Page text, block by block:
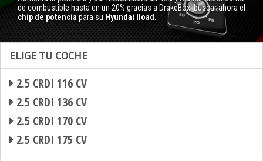
de combustible hasta en un 20% gracias a DrakeBox; buscar ahora el
chip de potencia para su Hyundai Iload
ELIGE TU COCHE
2.5 CRDI 116 CV
2.5 CRDI 136 CV
2.5 CRDI 170 CV
2.5 CRDI 175 CV